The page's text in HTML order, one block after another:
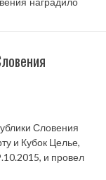
Словения
и Кубок Целье,
и провел